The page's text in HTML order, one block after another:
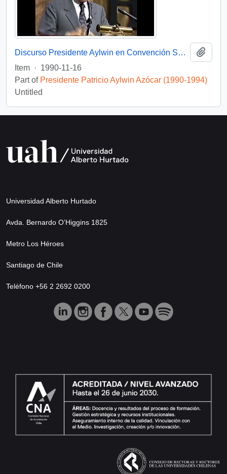
Discurso Presidente Aylwin en Convención Santiago: Video
Item · 1990-11-16
Part of Presidente Patricio Aylwin Azócar (1990-1994)
Untitled
Universidad Alberto Hurtado
Avda. Bernardo O’Higgins 1825
Metro Los Héroes
Santiago de Chile
Teléfono +56 2 2692 0200